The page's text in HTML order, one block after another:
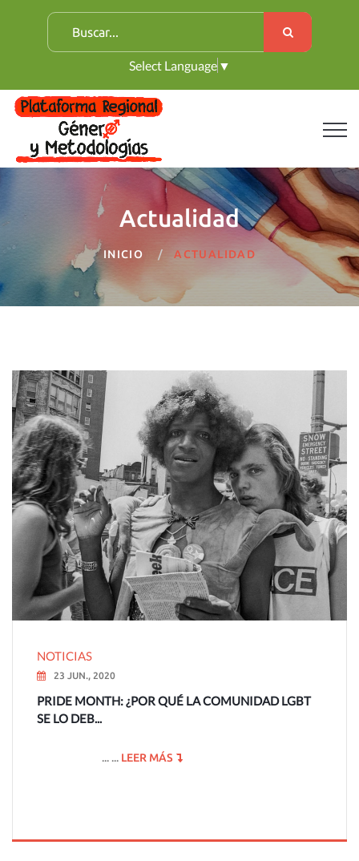
B
u
c
a
r
:
Select Language ▼
Actualidad
INICIO ACTUALIDAD
NOTICIAS
23 JUN., 2020
PRIDE MONTH: ¿POR QUÉ LA COMUNIDAD LGBT
SE LO DEB...
... ... LEER MÁS